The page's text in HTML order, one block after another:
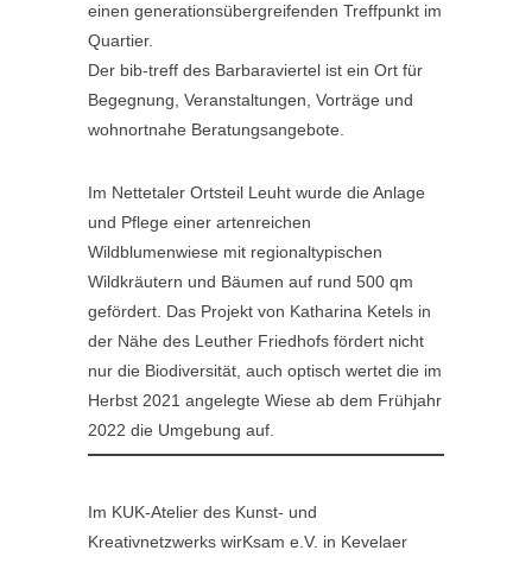
einen generationsübergreifenden Treffpunkt im
Quartier.
Der bib-treff des Barbaraviertel ist ein Ort für
Begegnung, Veranstaltungen, Vorträge und
wohnortnahe Beratungsangebote.
Im Nettetaler Ortsteil Leuht wurde die Anlage
und Pflege einer artenreichen
Wildblumenwiese mit regionaltypischen
Wildkräutern und Bäumen auf rund 500 qm
gefördert. Das Projekt von Katharina Ketels in
der Nähe des Leuther Friedhofs fördert nicht
nur die Biodiversität, auch optisch wertet die im
Herbst 2021 angelegte Wiese ab dem Frühjahr
2022 die Umgebung auf.
Im KUK-Atelier des Kunst- und
Kreativnetzwerks wirKsam e.V. in Kevelaer